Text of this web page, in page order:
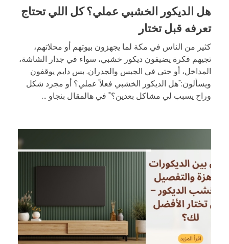
هل الديكور الخشبي عملي؟ كل اللي تحتاج
تعرفه قبل تختار
كثير من الناس في مكة لما يجهزون بيوتهم أو محلاتهم،
تجيهم فكرة يضيفون ديكور خشبي، سواء في جدار الشاشة،
المداخل، أو حتى في الجبس والجدران. بس دايم يوقفون
ويسألون:"هل الديكور الخشبي فعلاً عملي؟ أو مجرد شكل
وراح يسبب لي مشاكل بعدين؟" في هالمقال بنجاو ...